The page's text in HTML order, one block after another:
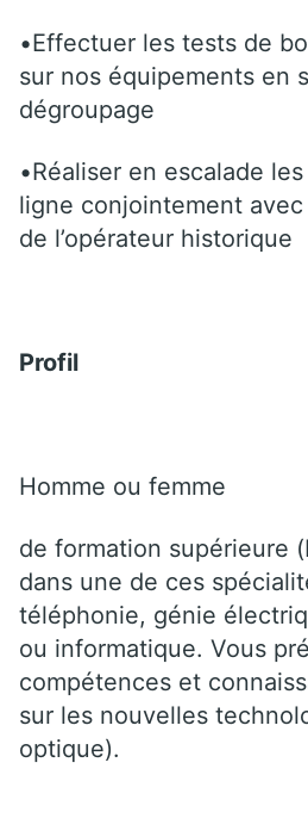
•Effectuer les tests de
sur nos équipements en
dégroupage
•Réaliser en escalade
ligne conjointement
de l’opérateur historique
Profil
Homme ou femme
de formation supérieure
dans une de ces
téléphonie, génie
ou informatique. Vous
compétences et
sur les nouvelles
optique).